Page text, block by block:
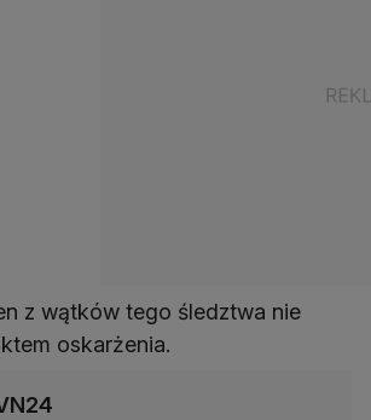
z wątków tego śledztwa nie
oskarżenia.